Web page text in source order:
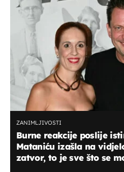
ZANIMLJIVOSTI
Burne reakcije poslije
Mataniću izašla na
zatvor, to je sve što se